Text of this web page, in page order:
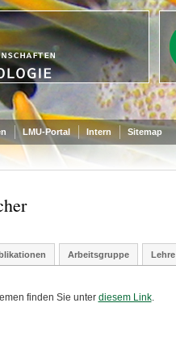
LMU-Portal Intern Sitemap
Arbeitsgruppe Lehre
finden Sie unter diesem Link.